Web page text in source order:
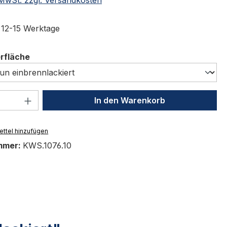
15 Werktage
auswählen
Anzahl: Gib den gewünschten Wert
In den Warenkorb
hinzufügen
KWS.1076.10